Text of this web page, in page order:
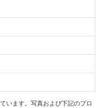
います。写真および下記のプロ